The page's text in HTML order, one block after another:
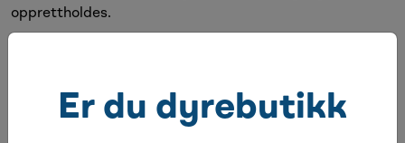
opprettholdes.
Er du dyrebutikk